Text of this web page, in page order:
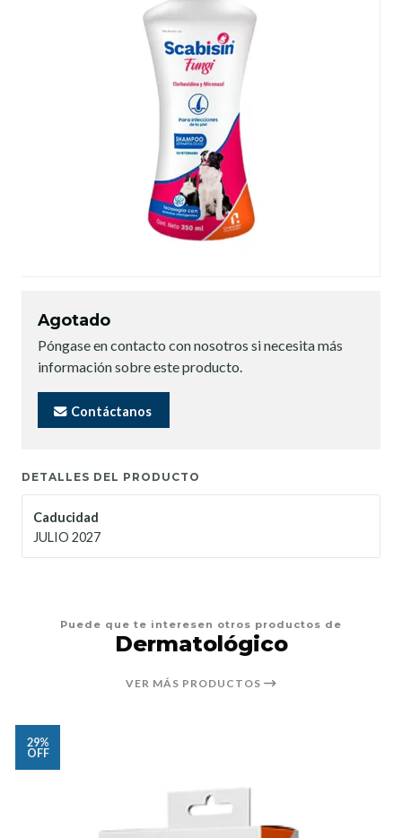
Agotado
Póngase en contacto con nosotros si necesita más
información sobre este producto.
Contáctanos
DETALLES DEL PRODUCTO
Caducidad
JULIO 2027
Puede que te interesen otros productos de
Dermatológico
VER MÁS PRODUCTOS
29%
OFF